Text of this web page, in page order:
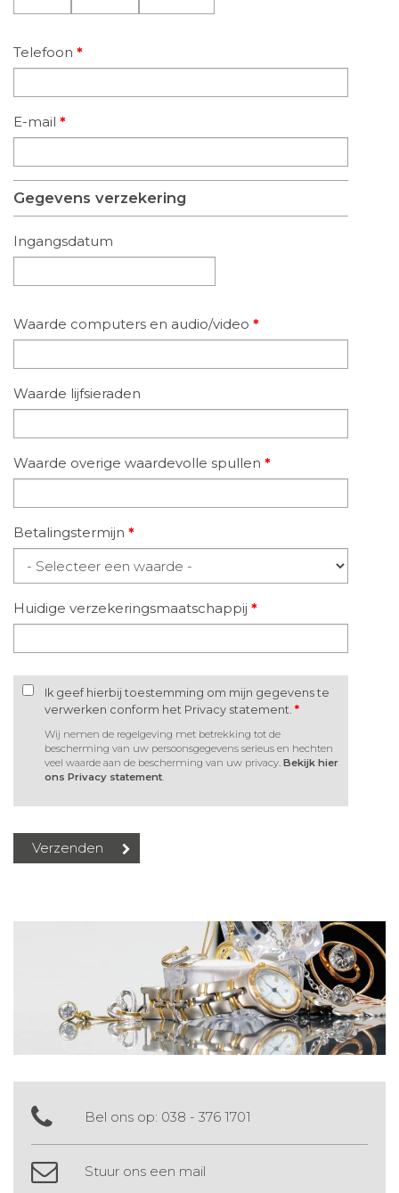
Telefoon *
E-mail *
Gegevens verzekering
Ingangsdatum
Waarde computers en audio/video *
Waarde lijfsieraden
Waarde overige waardevolle spullen *
Betalingstermijn *
Huidige verzekeringsmaatschappij *
Ik geef hierbij toestemming om mijn gegevens te
verwerken conform het Privacy statement. *
Wij nemen de regelgeving met betrekking tot de
bescherming van uw persoonsgegevens serieus en hechten
veel waarde aan de bescherming van uw privacy. Bekijk hier
ons Privacy statement.
Bel ons op: 038 - 376 1701
Stuur ons een mail